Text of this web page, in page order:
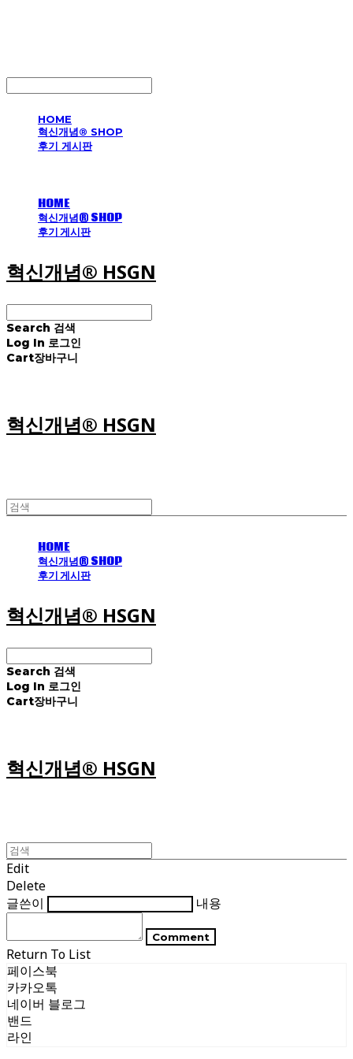
HOME
혁신개념® SHOP
후기 게시판
HOME
혁신개념® SHOP
후기 게시판
혁신개념® HSGN
Search 검색
Log In 로그인
Cart장바구니
혁신개념® HSGN
HOME
혁신개념® SHOP
후기 게시판
혁신개념® HSGN
Search 검색
Log In 로그인
Cart장바구니
혁신개념® HSGN
Edit
Delete
글쓴이
내용
Comment
Return To List
페이스북
카카오톡
네이버 블로그
밴드
라인